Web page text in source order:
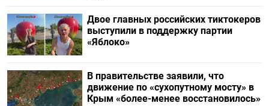
Двое главных российских тиктокеров
выступили в поддержку партии
«Яблоко»
В правительстве заявили, что
движение по «сухопутному мосту» в
Крым «более-менее восстановилось»